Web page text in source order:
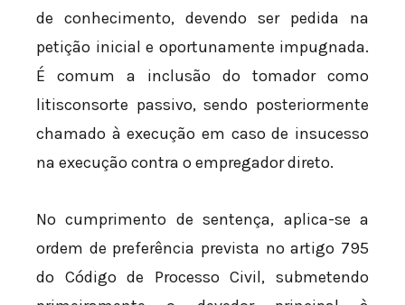
de conhecimento, devendo ser pedida na
petição inicial e oportunamente impugnada.
É comum a inclusão do tomador como
litisconsorte passivo, sendo posteriormente
chamado à execução em caso de insucesso
na execução contra o empregador direto.
No cumprimento de sentença, aplica-se a
ordem de preferência prevista no artigo 795
do Código de Processo Civil, submetendo